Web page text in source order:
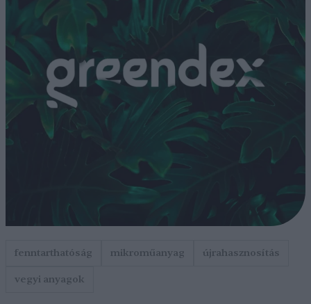
fenntarthatóság mikroműanyag
újrahasznosítás
vegyi anyagok